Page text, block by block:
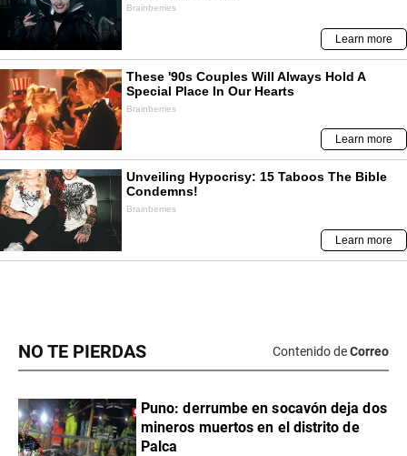
NO TE PIERDAS Contenido deCorreo
Puno: derrumbe en socavón deja dos
mineros muertos en el distrito de
Palca